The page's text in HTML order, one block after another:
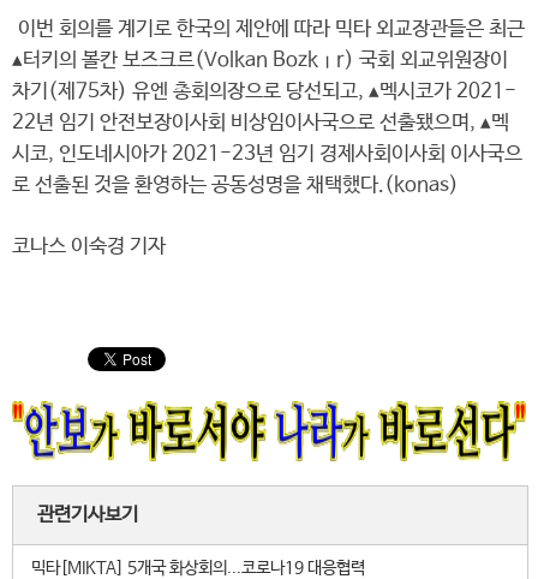
이번 회의를 계기로 한국의 제안에 따라 믹타 외교장관들은 최근
▴터키의 볼칸 보즈크르(Volkan Bozkır) 국회 외교위원장이
차기(제75차) 유엔 총회의장으로 당선되고, ▴멕시코가 2021-
22년 임기 안전보장이사회 비상임이사국으로 선출됐으며, ▴멕
시코, 인도네시아가 2021-23년 임기 경제사회이사회 이사국으
로 선출된 것을 환영하는 공동성명을 채택했다.(konas)
코나스 이숙경 기자
관련기사보기
믹타[MIKTA] 5개국 화상회의...코로나19 대응협력